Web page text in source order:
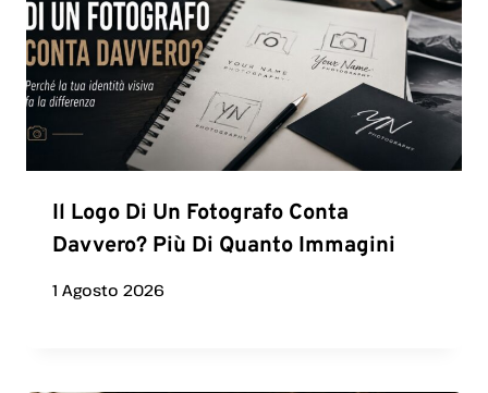
Il Logo Di Un Fotografo Conta
Davvero? Più Di Quanto Immagini
1 Agosto 2026